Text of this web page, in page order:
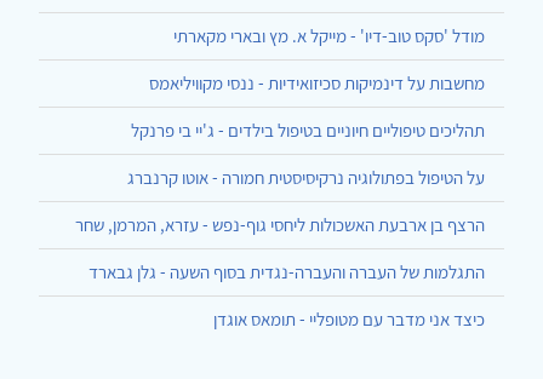
מודל 'סקס טוב-דיו' - מייקל א. מץ ובארי מקארתי
מחשבות על דינמיקות סכיזואידיות - ננסי מקוויליאמס
תהליכים טיפוליים חיוניים בטיפול בילדים - ג'יי בי פרנקל
על הטיפול בפתולוגיה נרקיסיסטית חמורה - אוטו קרנברג
הרצף בן ארבעת האשכולות ליחסי גוף-נפש - עזרא, המרמן, שחר
התגלמות של העברה והעברה-נגדית בסוף השעה - גלן גבארד
כיצד אני מדבר עם מטופליי - תומאס אוגדן